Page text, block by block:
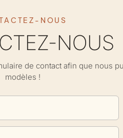
NOUS
NOUS
de contact afin que nous
modèles !